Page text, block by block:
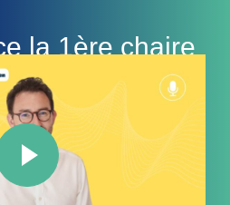
la 1ère chaire
dédiée à la
numérique